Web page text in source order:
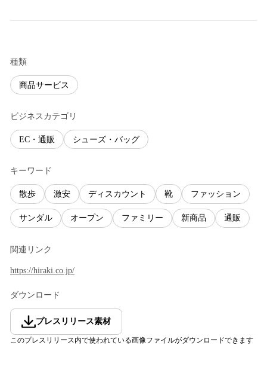
種類
商品サービス
ビジネスカテゴリ
EC・通販 シューズ・バッグ
キーワード
散歩 激安 ディスカウント 靴 ファッション
サンダル オープン ファミリー 新商品 通販
関連リンク
https://hiraki.co.jp/
ダウンロード
プレスリリース素材
このプレスリリース内で使われている画像ファイルがダウンロードできます